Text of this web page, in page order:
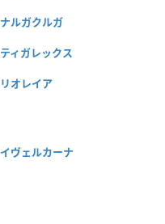
ナルガクルガ
ティガレックス
リオレイア
イヴェルカーナ